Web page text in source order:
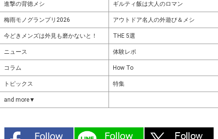
進撃の背徳メシ ギルティ飯は大人のロマン
梅雨モノグランプリ2026 アウトドア名人の外遊び＆メシ
今どきメンズは外見も磨かないと！ THE 5選
ニュース 体験レポ
コラム How To
トピックス 特集
and more▼